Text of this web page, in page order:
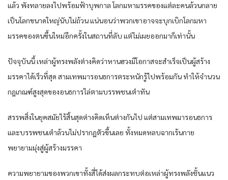
แล้ว พังทลายลงไปพร้อมฟ้าบุพกาล โลกมหามรรคของแต่ละคนล้วนกลาย
เป็นโลกขนาดใหญ่นับไม่ถ้วน แน่นอนว่าพวกเขาอาจจะบุกเบิกโลกมหา
มรรคของตนขึ้นใหม่อีกครั้งในสถานที่ลับ แต่ไม่เผยออกมาก็เท่านั้น
ปัจจุบันนี้ เหล่าผู้ทรงพลังต่างคิดว่าหานฮวงมีโอกาสจะสำเร็จเป็นผู้สร้าง
มรรคาได้เร็วที่สุด สามเทพมารอนธการตระหนักรู้ไปพร้อมกัน ทำให้จำนวน
กฎเกณฑ์สูงสุดของอนธการไล่ตามบรรพชนเต๋าทัน
สรรพสิ่งในยุคสมัยไร้สิ้นสุดต่างคิดเห็นต่างกันไป แต่สามเทพมารอนธการ
และบรรพชนเต๋าล้วนไม่ปรากฏตัวขึ้นเลย ทั้งหมดหลบฉากเร้นกาย
พยายามมุ่งสู่ผู้สร้างมรรคา
ความพยายามของพวกเขาทั้งสี่ได้ส่งผลกระทบต่อเหล่าผู้ทรงพลังชั้นแนว